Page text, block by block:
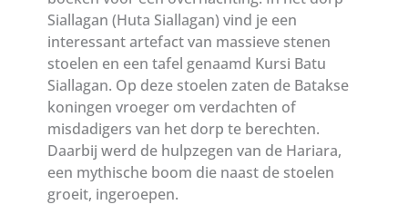
Siallagan (Huta Siallagan) vind je een
interessant artefact van massieve stenen
stoelen en een tafel genaamd Kursi Batu
Siallagan. Op deze stoelen zaten de Batakse
koningen vroeger om verdachten of
misdadigers van het dorp te berechten.
Daarbij werd de hulpzegen van de Hariara,
een mythische boom die naast de stoelen
groeit, ingeroepen.